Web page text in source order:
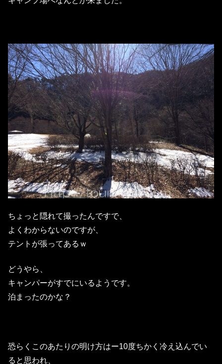
ちょっと隠れて撮ったんですで、
よくわからないのですが、
テントが張ってあるｗ
どうやら、
キャンパーがすでにいるようです。
泊まったのかな？
恐らくこのあたりの明け方はー10度ちかく冷え込んでい
ると思われ、